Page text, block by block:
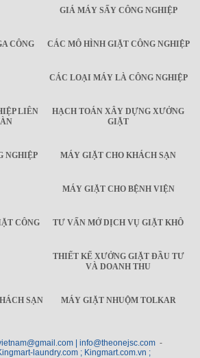
GIÁ MÁY SẤY CÔNG NGHIỆP
CÔNG
CÁC MÔ HÌNH GIẶT CÔNG NGHIỆP
CÁC LOẠI MÁY LÀ CÔNG NGHIỆP
LIÊN
HẠCH TOÁN XÂY DỰNG XƯỞNG
GIẶT
NGHIỆP
MÁY GIẶT CHO KHÁCH SẠN
MÁY GIẶT CHO BỆNH VIỆN
CÔNG
TƯ VẤN MỞ DỊCH VỤ GIẶT KHÔ
THIẾT KẾ XƯỞNG GIẶT ĐẦU TƯ
VÀ DOANH THU
SẠN MÁY GIẶT NHUỘM TOLKAR
| info@theonejsc.com -
laundry.com ; Kingmart.com.vn ;